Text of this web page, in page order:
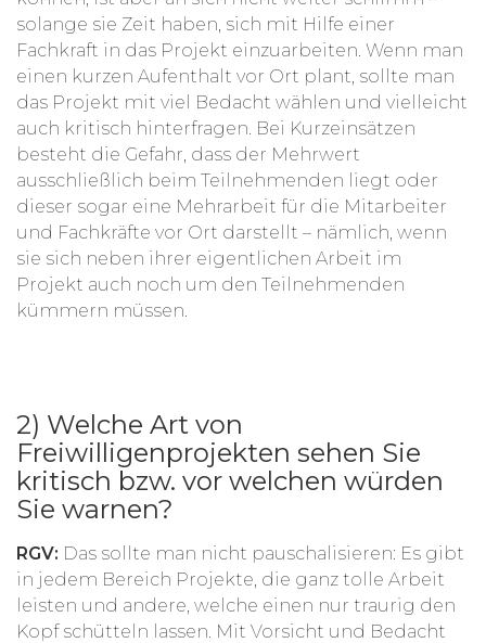
solange sie Zeit haben, sich mit Hilfe einer
Fachkraft in das Projekt einzuarbeiten. Wenn man
einen kurzen Aufenthalt vor Ort plant, sollte man
das Projekt mit viel Bedacht wählen und vielleicht
auch kritisch hinterfragen. Bei Kurzeinsätzen
besteht die Gefahr, dass der Mehrwert
ausschließlich beim Teilnehmenden liegt oder
dieser sogar eine Mehrarbeit für die Mitarbeiter
und Fachkräfte vor Ort darstellt – nämlich, wenn
sie sich neben ihrer eigentlichen Arbeit im
Projekt auch noch um den Teilnehmenden
kümmern müssen.
2) Welche Art von
Freiwilligenprojekten sehen Sie
kritisch bzw. vor welchen würden
Sie warnen?
RGV: Das sollte man nicht pauschalisieren: Es gibt
in jedem Bereich Projekte, die ganz tolle Arbeit
leisten und andere, welche einen nur traurig den
Kopf schütteln lassen. Mit Vorsicht und Bedacht